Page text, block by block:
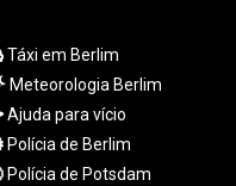
SDG 691.902092
SEK 10.960211
SGD 1.477431
SLE 28.354688
SOS 659.750917
Táxi em Berlim
Meteorologia Berlim
Ajuda para vício
Polícia de Berlim
Polícia de Potsdam